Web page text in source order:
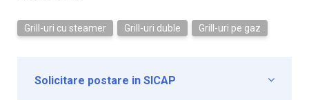
Grill-uri cu steamer Grill-uri duble Grill-uri pe gaz
Solicitare postare in SICAP 